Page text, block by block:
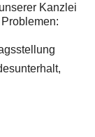
Kanzlei